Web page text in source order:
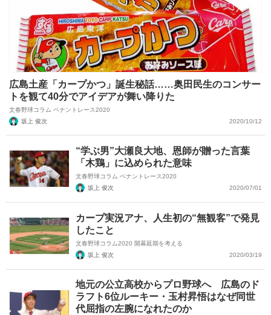
広島土産「カープかつ」誕生秘話……奥田民生のコンサー
トを観て40分でアイデアが舞い降りた
文春野球コラム ペナントレース2020
坂上 俊次
2020/10/12
“学ぶ男”大瀬良大地、恩師が贈った言葉
「木鶏」に込められた意味
文春野球コラム ペナントレース2020
坂上 俊次
2020/07/01
カープ実況アナ、人生初の“無観客”で発見
したこと
文春野球コラム2020 開幕延期を考える
坂上 俊次
2020/03/19
地元の公立高校からプロ野球へ 広島のド
ラフト6位ルーキー・玉村昇悟はなぜ同世
代屈指の左腕になれたのか